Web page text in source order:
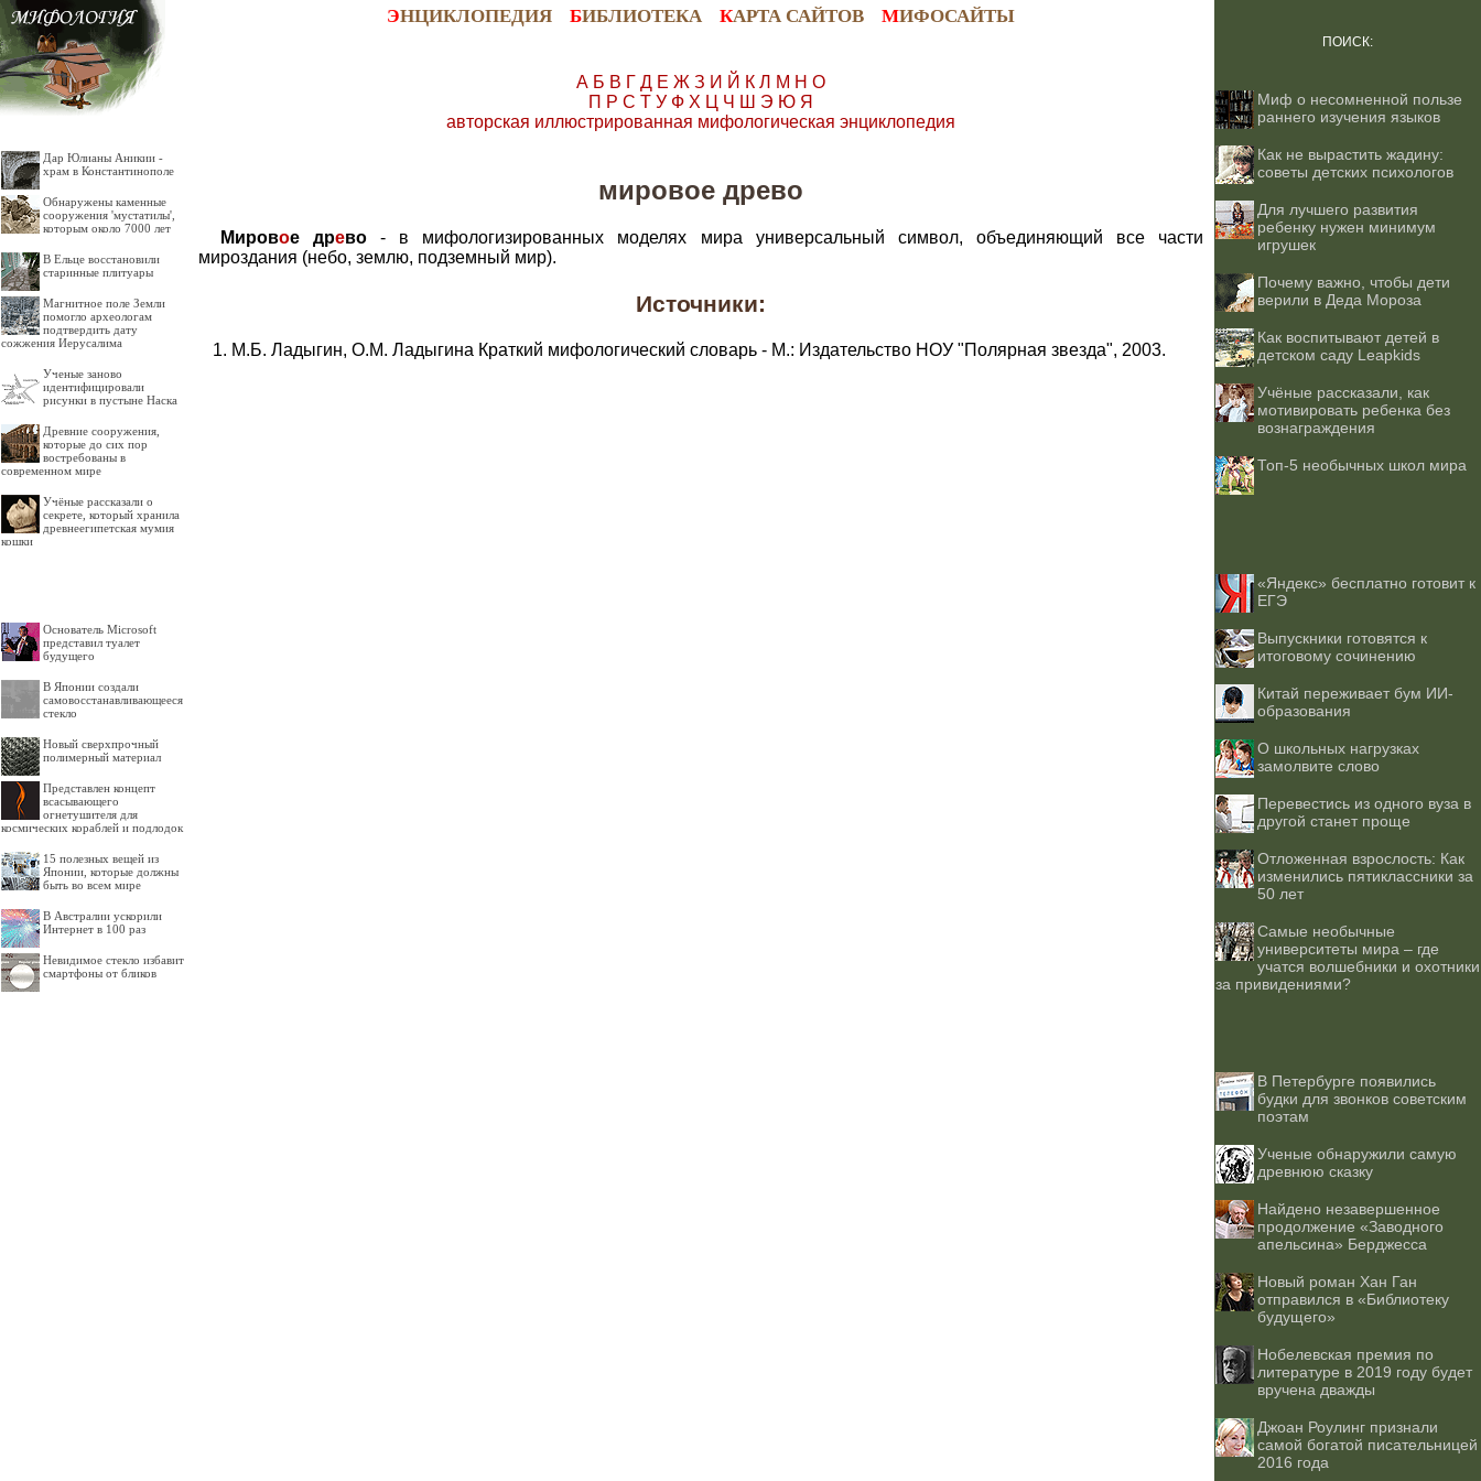
ЭНЦИКЛОПЕДИЯ БИБЛИОТЕКА КАРТА САЙТОВ МИФОСАЙТЫ
Дар Юлианы Аникии -
храм в Константинополе
Обнаружены каменные
сооружения 'мустатилы',
которым около 7000 лет
В Ельце восстановили
старинные плитуары
Магнитное поле Земли
помогло археологам
подтвердить дату
сожжения Иерусалима
Ученые заново
идентифицировали
рисунки в пустыне Наска
Древние сооружения,
которые до сих пор
востребованы в
современном мире
Учёные рассказали о
секрете, который хранила
древнеегипетская мумия
кошки
Основатель Microsoft
представил туалет
будущего
В Японии создали
самовосстанавливающееся
стекло
Новый сверхпрочный
полимерный материал
Представлен концепт
всасывающего
огнетушителя для
космических кораблей и подлодок
15 полезных вещей из
Японии, которые должны
быть во всем мире
В Австралии ускорили
Интернет в 100 раз
Невидимое стекло избавит
смартфоны от бликов
А Б В Г Д Е Ж З И Й К Л М Н О
П Р С Т У Ф Х Ц Ч Ш Э Ю Я
авторская иллюстрированная мифологическая энциклопедия
мировое древо
Мировое древо - в мифологизированных моделях мира универсальный символ, объединяющий все части
мироздания (небо, землю, подземный мир).
Источники:
М.Б. Ладыгин, О.М. Ладыгина Краткий мифологический словарь - М.: Издательство НОУ "Полярная звезда", 2003.
ПОИСК:
Миф о несомненной пользе
раннего изучения языков
Как не вырастить жадину:
советы детских психологов
Для лучшего развития
ребенку нужен минимум
игрушек
Почему важно, чтобы дети
верили в Деда Мороза
Как воспитывают детей в
детском саду Leapkids
Учёные рассказали, как
мотивировать ребенка без
вознаграждения
Топ-5 необычных школ мира
«Яндекс» бесплатно готовит к
ЕГЭ
Выпускники готовятся к
итоговому сочинению
Китай переживает бум ИИ-
образования
О школьных нагрузках
замолвите слово
Перевестись из одного вуза в
другой станет проще
Отложенная взрослость: Как
изменились пятиклассники за
50 лет
Самые необычные
университеты мира – где
учатся волшебники и охотники
за привидениями?
В Петербурге появились
будки для звонков советским
поэтам
Ученые обнаружили самую
древнюю сказку
Найдено незавершенное
продолжение «Заводного
апельсина» Берджесса
Новый роман Хан Ган
отправился в «Библиотеку
будущего»
Нобелевская премия по
литературе в 2019 году будет
вручена дважды
Джоан Роулинг признали
самой богатой писательницей
2016 года